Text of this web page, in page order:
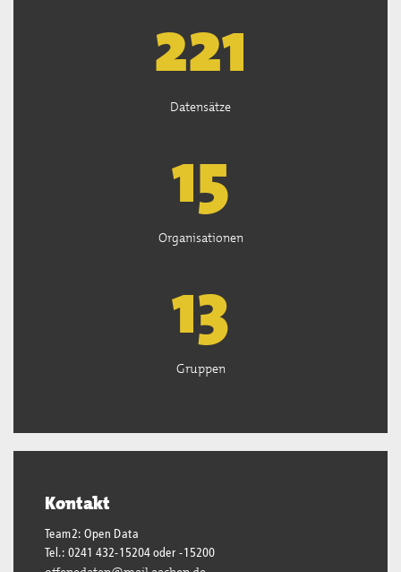
222
Datensätze
15
Organisationen
13
Gruppen
Kontakt
Team2: Open Data
Tel.: 0241 432-15204 oder -15200